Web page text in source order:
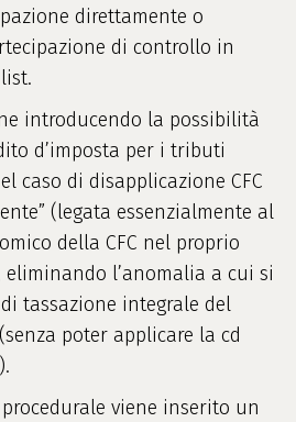
direttamente o
di controllo in
introducendo la possibilità
d’imposta per i tributi
caso di disapplicazione CFC
(legata essenzialmente al
della CFC nel proprio
l’anomalia a cui si
tassazione integrale del
poter applicare la cd
viene inserito un